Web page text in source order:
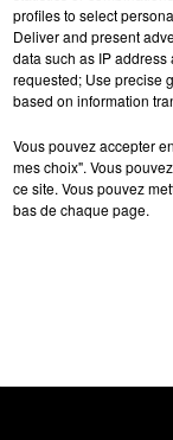
profiles to select
Deliver and present
data such as IP
requested; Use precise
based on information
Vous pouvez accepter
mes choix". Vous
ce site. Vous pouvez
bas de chaque page.